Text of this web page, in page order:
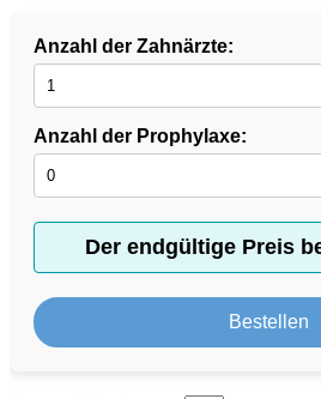
Anzahl der Zahnärzte:
Anzahl der Prophylaxe:
Der endgültige Preis
Bestellen